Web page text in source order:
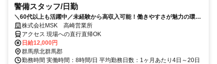
警備スタッフ/日勤
＼60代以上も活躍中／未経験から高収入可能！働きやすさが魅力の環境
で警備員デビューをしませんか！【月収24万円可能！日払いもOK！】
勤務3日前迄シフト申請が可能です！週1日～・短期もOK！あなたのラ
イフスタイルに合わせてお仕事しませんか！未経験者大歓迎！年代幅広
く活躍しています。
株式会社MSK 高崎営業所
アクセス 現場への直行直帰OK
日給12,000円
群馬県北群馬郡
勤務時間 実働時間：8時間/日 平均勤務日数：1ヶ月あたり4日～20日